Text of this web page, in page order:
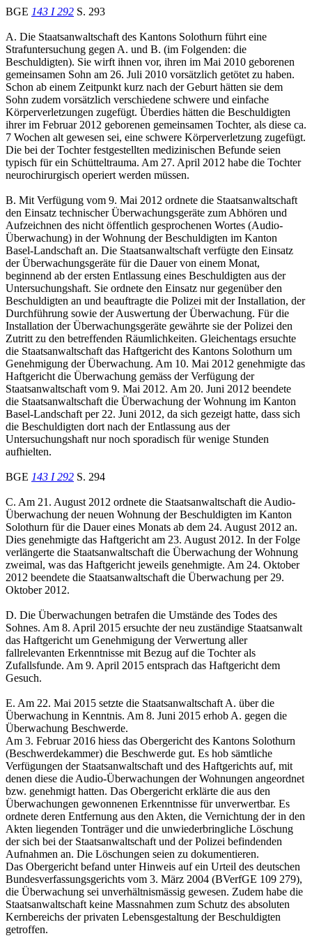
BGE 143 I 292 S. 293
A. Die Staatsanwaltschaft des Kantons Solothurn führt eine
Strafuntersuchung gegen A. und B. (im Folgenden: die
Beschuldigten). Sie wirft ihnen vor, ihren im Mai 2010 geborenen
gemeinsamen Sohn am 26. Juli 2010 vorsätzlich getötet zu haben.
Schon ab einem Zeitpunkt kurz nach der Geburt hätten sie dem
Sohn zudem vorsätzlich verschiedene schwere und einfache
Körperverletzungen zugefügt. Überdies hätten die Beschuldigten
ihrer im Februar 2012 geborenen gemeinsamen Tochter, als diese ca.
7 Wochen alt gewesen sei, eine schwere Körperverletzung zugefügt.
Die bei der Tochter festgestellten medizinischen Befunde seien
typisch für ein Schütteltrauma. Am 27. April 2012 habe die Tochter
neurochirurgisch operiert werden müssen.
B. Mit Verfügung vom 9. Mai 2012 ordnete die Staatsanwaltschaft
den Einsatz technischer Überwachungsgeräte zum Abhören und
Aufzeichnen des nicht öffentlich gesprochenen Wortes (Audio-
Überwachung) in der Wohnung der Beschuldigten im Kanton
Basel-Landschaft an. Die Staatsanwaltschaft verfügte den Einsatz
der Überwachungsgeräte für die Dauer von einem Monat,
beginnend ab der ersten Entlassung eines Beschuldigten aus der
Untersuchungshaft. Sie ordnete den Einsatz nur gegenüber den
Beschuldigten an und beauftragte die Polizei mit der Installation, der
Durchführung sowie der Auswertung der Überwachung. Für die
Installation der Überwachungsgeräte gewährte sie der Polizei den
Zutritt zu den betreffenden Räumlichkeiten. Gleichentags ersuchte
die Staatsanwaltschaft das Haftgericht des Kantons Solothurn um
Genehmigung der Überwachung. Am 10. Mai 2012 genehmigte das
Haftgericht die Überwachung gemäss der Verfügung der
Staatsanwaltschaft vom 9. Mai 2012. Am 20. Juni 2012 beendete
die Staatsanwaltschaft die Überwachung der Wohnung im Kanton
Basel-Landschaft per 22. Juni 2012, da sich gezeigt hatte, dass sich
die Beschuldigten dort nach der Entlassung aus der
Untersuchungshaft nur noch sporadisch für wenige Stunden
aufhielten.
BGE 143 I 292 S. 294
C. Am 21. August 2012 ordnete die Staatsanwaltschaft die Audio-
Überwachung der neuen Wohnung der Beschuldigten im Kanton
Solothurn für die Dauer eines Monats ab dem 24. August 2012 an.
Dies genehmigte das Haftgericht am 23. August 2012. In der Folge
verlängerte die Staatsanwaltschaft die Überwachung der Wohnung
zweimal, was das Haftgericht jeweils genehmigte. Am 24. Oktober
2012 beendete die Staatsanwaltschaft die Überwachung per 29.
Oktober 2012.
D. Die Überwachungen betrafen die Umstände des Todes des
Sohnes. Am 8. April 2015 ersuchte der neu zuständige Staatsanwalt
das Haftgericht um Genehmigung der Verwertung aller
fallrelevanten Erkenntnisse mit Bezug auf die Tochter als
Zufallsfunde. Am 9. April 2015 entsprach das Haftgericht dem
Gesuch.
E. Am 22. Mai 2015 setzte die Staatsanwaltschaft A. über die
Überwachung in Kenntnis. Am 8. Juni 2015 erhob A. gegen die
Überwachung Beschwerde.
Am 3. Februar 2016 hiess das Obergericht des Kantons Solothurn
(Beschwerdekammer) die Beschwerde gut. Es hob sämtliche
Verfügungen der Staatsanwaltschaft und des Haftgerichts auf, mit
denen diese die Audio-Überwachungen der Wohnungen angeordnet
bzw. genehmigt hatten. Das Obergericht erklärte die aus den
Überwachungen gewonnenen Erkenntnisse für unverwertbar. Es
ordnete deren Entfernung aus den Akten, die Vernichtung der in den
Akten liegenden Tonträger und die unwiederbringliche Löschung
der sich bei der Staatsanwaltschaft und der Polizei befindenden
Aufnahmen an. Die Löschungen seien zu dokumentieren.
Das Obergericht befand unter Hinweis auf ein Urteil des deutschen
Bundesverfassungsgerichts vom 3. März 2004 (BVerfGE 109 279),
die Überwachung sei unverhältnismässig gewesen. Zudem habe die
Staatsanwaltschaft keine Massnahmen zum Schutz des absoluten
Kernbereichs der privaten Lebensgestaltung der Beschuldigten
getroffen.